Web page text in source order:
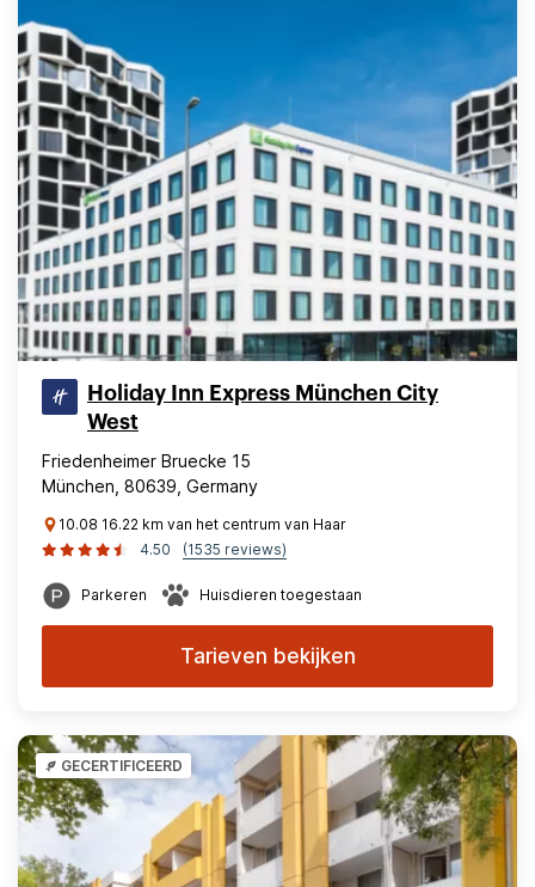
Holiday Inn Express München City
West
Friedenheimer Bruecke 15
München, 80639, Germany
10.08 16.22 km van het centrum van Haar
4.50
(1535 reviews)
Parkeren Huisdieren toegestaan
Tarieven bekijken
GECERTIFICEERD